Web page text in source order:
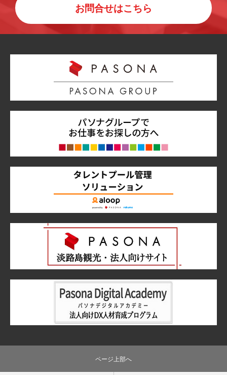
お問合せはこちら
ページ上部へ